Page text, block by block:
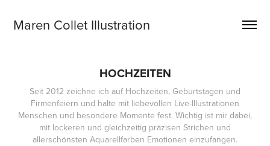
Maren Collet Illustration
HOCHZEITEN
Seit 2012 zeichne ich auf Hochzeiten, Geburtstagen und
Firmenfeiern und halte mit liebevollen Live-Illustrationen
Menschen und besondere Momente fest. Wichtig ist mir dabei,
mit lockeren und gleichzeitig präzisen Strichen und
allerschönsten Aquarellfarben Emotionen einzufangen.